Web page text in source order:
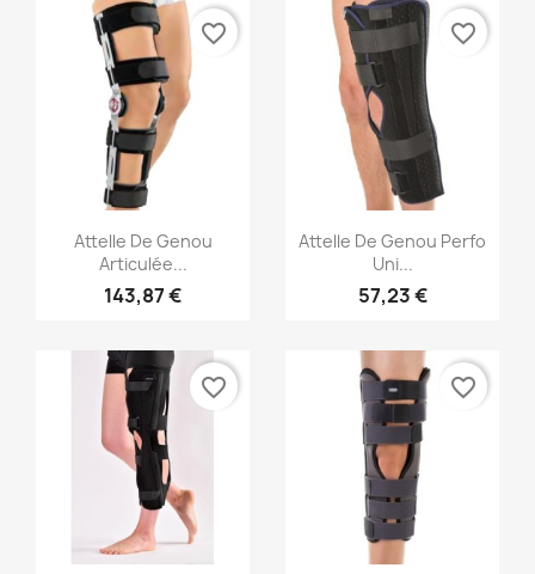
Aperçu rapide
Attelle De Genou
Articulée...
143,87 €
favorite_border
Aperçu rapide
Attelle De Genou Perfo
Uni...
57,23 €
favorite_border
favorite_border favorite_border